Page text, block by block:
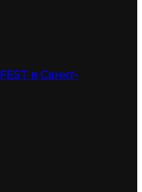
в Санкт-